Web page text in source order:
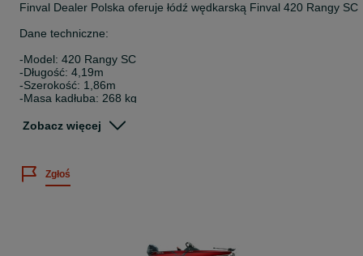
Finval Dealer Polska oferuje łódź wędkarską Finval 420 Rangy SC
Dane techniczne:
-Model: 420 Rangy SC
-Długość: 4,19m
-Szerokość: 1,86m
-Masa kadłuba: 268 kg
-Maks. moc silnika: 40 hp
-Całkowicie spawany kadłub wykonany z morskiego aluminium
Zobacz więcej
Zgłoś